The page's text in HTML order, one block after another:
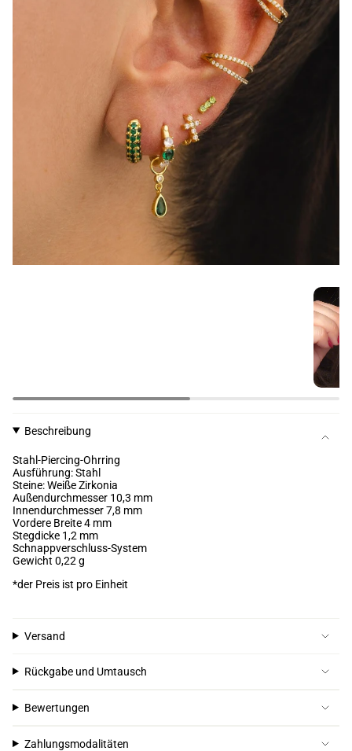
Beschreibung
Stahl-Piercing-Ohrring
Ausführung: Stahl
Steine: Weiße Zirkonia
Außendurchmesser 10,3 mm
Innendurchmesser 7,8 mm
Vordere Breite 4 mm
Stegdicke 1,2 mm
Schnappverschluss-System
Gewicht 0,22 g
*der Preis ist pro Einheit
Versand
Rückgabe und Umtausch
Bewertungen
Zahlungsmodalitäten